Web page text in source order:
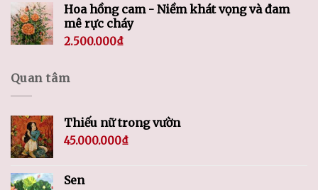
Hoa hồng cam - Niềm khát vọng và đam
mê rực cháy
2.500.000₫
Quan tâm
Thiếu nữ trong vườn
45.000.000₫
Sen